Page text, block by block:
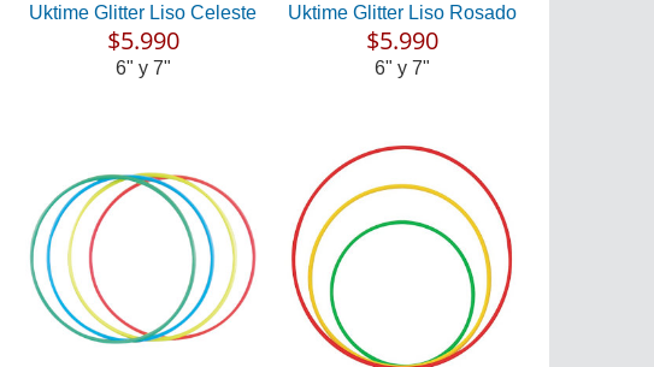
Uktime Glitter Liso Celeste
$5.990
6" y 7"
Uktime Glitter Liso Rosado
$5.990
6" y 7"